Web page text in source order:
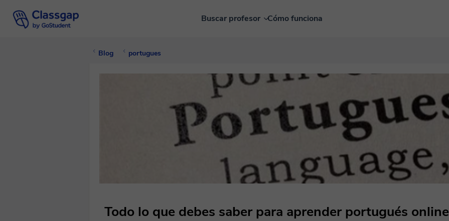
Buscar profesor Cómo funciona
Blog portugues
Todo lo que debes saber para aprender portugués online